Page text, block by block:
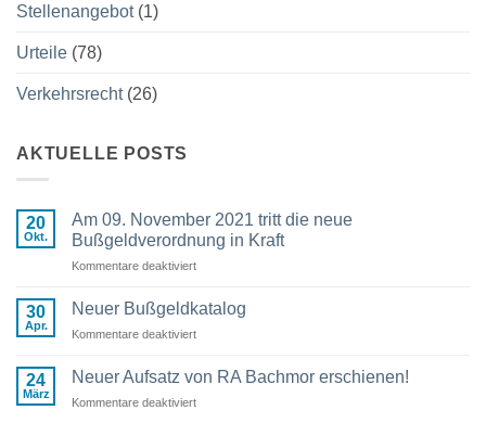
Stellenangebot(1)
Urteile (78)
Verkehrsrecht(26)
AKTUELLE POSTS
20
Okt.
Am 09. November 2021 tritt die neue
Bußgeldverordnung in Kraft
Kommentare deaktiviert
09.
November
die
30
Apr.
Neuer Bußgeldkatalog
Kommentare deaktiviert
Bußgeldkatalog
24
März
Neuer Aufsatz von RA Bachmor erschienen!
Kommentare deaktiviert